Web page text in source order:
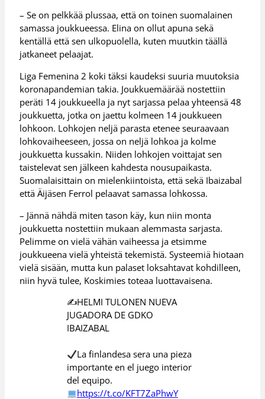
– Se on pelkkää plussaa, että on toinen suomalainen
samassa joukkueessa. Elina on ollut apuna sekä
kentällä että sen ulkopuolella, kuten muutkin täällä
jatkaneet pelaajat.
Liga Femenina 2 koki täksi kaudeksi suuria muutoksia
koronapandemian takia. Joukkuemäärää nostettiin
peräti 14 joukkueella ja nyt sarjassa pelaa yhteensä 48
joukkuetta, jotka on jaettu kolmeen 14 joukkueen
lohkoon. Lohkojen neljä parasta etenee seuraavaan
lohkovaiheeseen, jossa on neljä lohkoa ja kolme
joukkuetta kussakin. Niiden lohkojen voittajat sen
taistelevat sen jälkeen kahdesta nousupaikasta.
Suomalaisittain on mielenkiintoista, että sekä Ibaizabal
että Äijäsen Ferrol pelaavat samassa lohkossa.
– Jännä nähdä miten tason käy, kun niin monta
joukkuetta nostettiin mukaan alemmasta sarjasta.
Pelimme on vielä vähän vaiheessa ja etsimme
joukkueena vielä yhteistä tekemistä. Systeemiä hiotaan
vielä sisään, mutta kun palaset loksahtavat kohdilleen,
niin hyvä tulee, Koskimies toteaa luottavaisena.
✍️HELMI TULONEN NUEVA
JUGADORA DE GDKO
IBAIZABAL
La finlandesa sera una pieza
importante en el juego interior
del equipo.
https://t.co/KFT7ZaPhwY